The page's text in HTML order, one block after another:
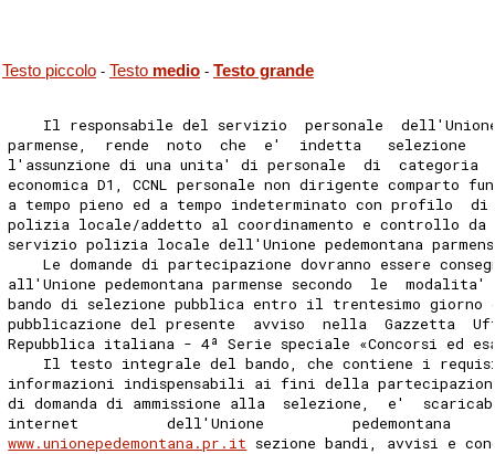
Testo piccolo - Testo medio - Testo grande
Il responsabile del servizio  personale
parmense,  rende  noto  che  e'  indetta   selezione
l'assunzione di una unita' di personale  di  categoria
economica D1, CCNL personale non dirigente comparto
a tempo pieno ed a tempo indeterminato con profilo
polizia locale/addetto al coordinamento e controllo da
servizio polizia locale dell'Unione pedemontana
Le domande di partecipazione dovranno essere
all'Unione pedemontana parmense secondo  le
bando di selezione pubblica entro il trentesimo
pubblicazione del presente  avviso  nella  Gazzetta
Repubblica italiana - 4ª Serie speciale «Concorsi ed
Il testo integrale del bando, che contiene i
informazioni indispensabili ai fini della
di domanda di ammissione alla  selezione,  e'
internet          dell'Unione          pedemontana
www.unionepedemontana.pr.it sezione bandi, avvisi e